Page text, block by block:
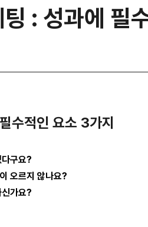
: 성과에 필
수적인 요소 3가지
구요?
오르지 않나요?
가요?